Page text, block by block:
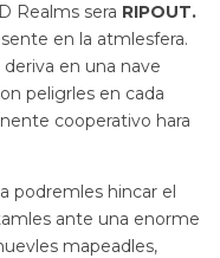
Realms sera RIPOUT.
en la atmlesfera.
deriva en una nave
peligrles en cada
cooperativo hara
podremles hincar el
ante una enorme
mapeadles,